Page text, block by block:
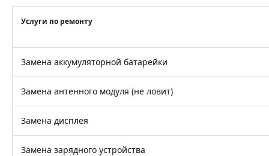
Услуги по ремонту
Замена аккумуляторной батарейки
Замена антенного модуля (не ловит)
Замена дисплея
Замена зарядного устройства